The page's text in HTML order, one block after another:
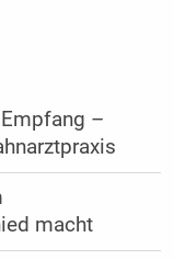
–
macht